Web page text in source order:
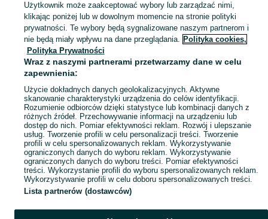
Zobacz
Mapa kategorii
Mapa miejscowości
Mapa ministron
Popularne wyszukiwania
Użytkownik może zaakceptować wybory lub zarządzać nimi,
klikając poniżej lub w dowolnym momencie na stronie polityki
prywatności. Te wybory będą sygnalizowane naszym partnerom i
nie będą miały wpływu na dane przeglądania. Polityka cookies,
Polityka Prywatności
Wraz z naszymi partnerami przetwarzamy dane w celu
zapewnienia:
Użycie dokładnych danych geolokalizacyjnych. Aktywne
skanowanie charakterystyki urządzenia do celów identyfikacji.
Rozumienie odbiorców dzięki statystyce lub kombinacji danych z
różnych źródeł. Przechowywanie informacji na urządzeniu lub
dostęp do nich. Pomiar efektywności reklam. Rozwój i ulepszanie
usług. Tworzenie profili w celu personalizacji treści. Tworzenie
profili w celu spersonalizowanych reklam. Wykorzystywanie
ograniczonych danych do wyboru reklam. Wykorzystywanie
ograniczonych danych do wyboru treści. Pomiar efektywności
treści. Wykorzystanie profili do wyboru spersonalizowanych reklam.
Wykorzystywanie profili w celu doboru spersonalizowanych treści.
Lista partnerów (dostawców)